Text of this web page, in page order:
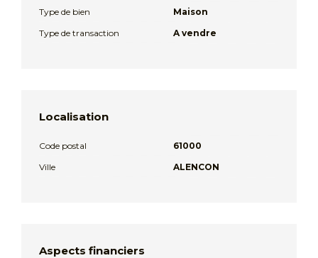
Type de bien
Maison
Type de transaction
A vendre
Localisation
Code postal
61000
Ville
ALENCON
Aspects financiers